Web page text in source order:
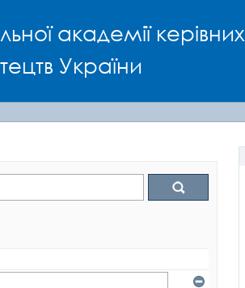
академії керівних
України